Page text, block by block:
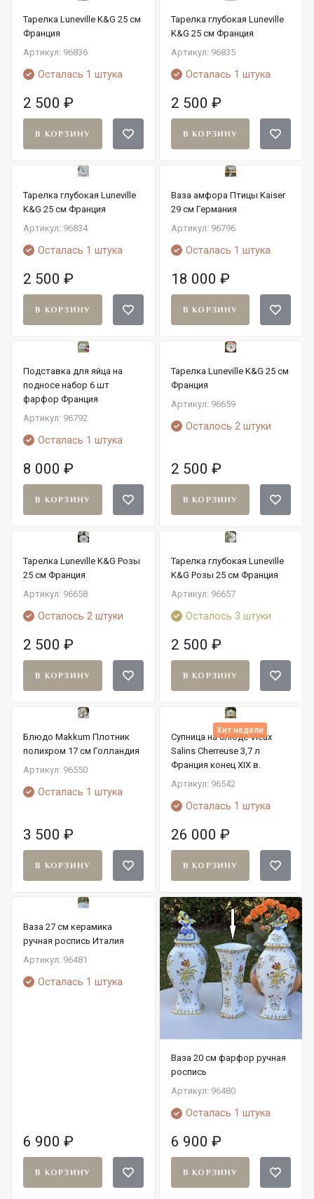
Тарелка Luneville K&G 25 см
Франция
Артикул: 96836
Осталась 1 штука
2 500 ₽
В КОРЗИНУ
Тарелка глубокая Luneville
K&G 25 см Франция
Артикул: 96835
Осталась 1 штука
2 500 ₽
В КОРЗИНУ
Тарелка глубокая Luneville
K&G 25 см Франция
Артикул: 96834
Осталась 1 штука
2 500 ₽
В КОРЗИНУ
Ваза амфора Птицы Kaiser
29 см Германия
Артикул: 96796
Осталась 1 штука
18 000 ₽
В КОРЗИНУ
Подставка для яйца на
подносе набор 6 шт
фарфор Франция
Артикул: 96792
Осталась 1 штука
8 000 ₽
В КОРЗИНУ
Тарелка Luneville K&G 25 см
Франция
Артикул: 96659
Осталось 2 штуки
2 500 ₽
В КОРЗИНУ
Тарелка Luneville K&G Розы
25 см Франция
Артикул: 96658
Осталось 2 штуки
2 500 ₽
В КОРЗИНУ
Тарелка глубокая Luneville
K&G Розы 25 см Франция
Артикул: 96657
Осталось 3 штуки
2 500 ₽
В КОРЗИНУ
Блюдо Makkum Плотник
полихром 17 см Голландия
Артикул: 96550
Осталась 1 штука
3 500 ₽
В КОРЗИНУ
Хит недели
Супница на блюде Vieux
Salins Cherreuse 3,7 л
Франция конец XIX в.
Артикул: 96542
Осталась 1 штука
26 000 ₽
В КОРЗИНУ
Ваза 27 см керамика
ручная роспись Италия
Артикул: 96481
Осталась 1 штука
6 900 ₽
В КОРЗИНУ
Ваза 20 см фарфор ручная
роспись
Артикул: 96480
Осталась 1 штука
6 900 ₽
В КОРЗИНУ